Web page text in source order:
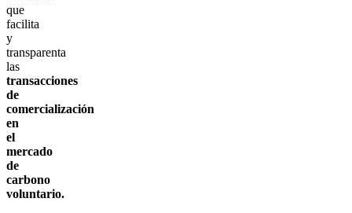
que
facilita
y
transparenta
las
transacciones
de
comercialización
en
el
mercado
de
carbono
voluntario.